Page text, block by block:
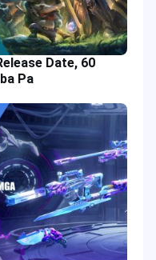
Date, 60
Pa